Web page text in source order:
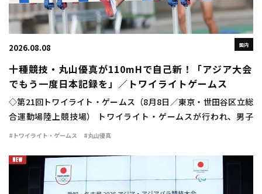
国内
2026.08.08
十種競技・丸山優真が110mHで自己新！「アジア大会
でもう一度日本記録を」／トワイライトゲームス
◇第21回トワイライト・ゲームス（8月8日／東京・世田谷区立総
合運動場陸上競技場） トワイライト・ゲームスが行われ、男子
110mハードルに十種競技日本記録保持者の丸山優真（住友電工）
#トワイライト・ゲームス #丸山優真